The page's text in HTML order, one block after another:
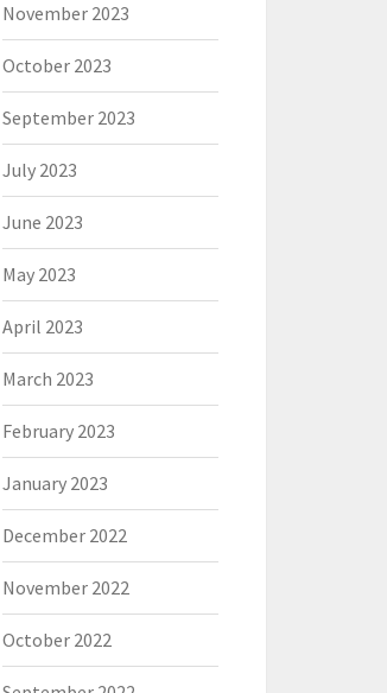
November 2023
October 2023
September 2023
July 2023
June 2023
May 2023
April 2023
March 2023
February 2023
January 2023
December 2022
November 2022
October 2022